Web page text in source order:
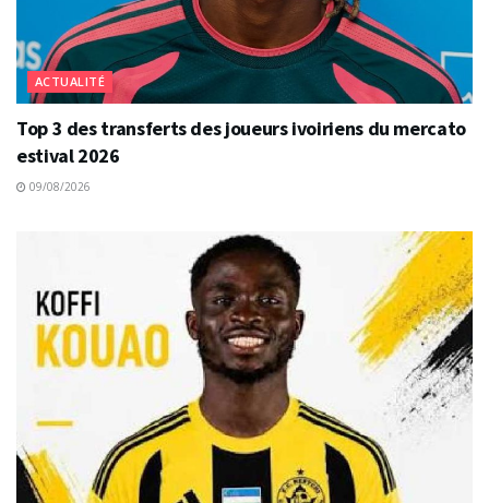
ACTUALITÉ
Top 3 des transferts des joueurs ivoiriens du mercato
estival 2026
09/08/2026